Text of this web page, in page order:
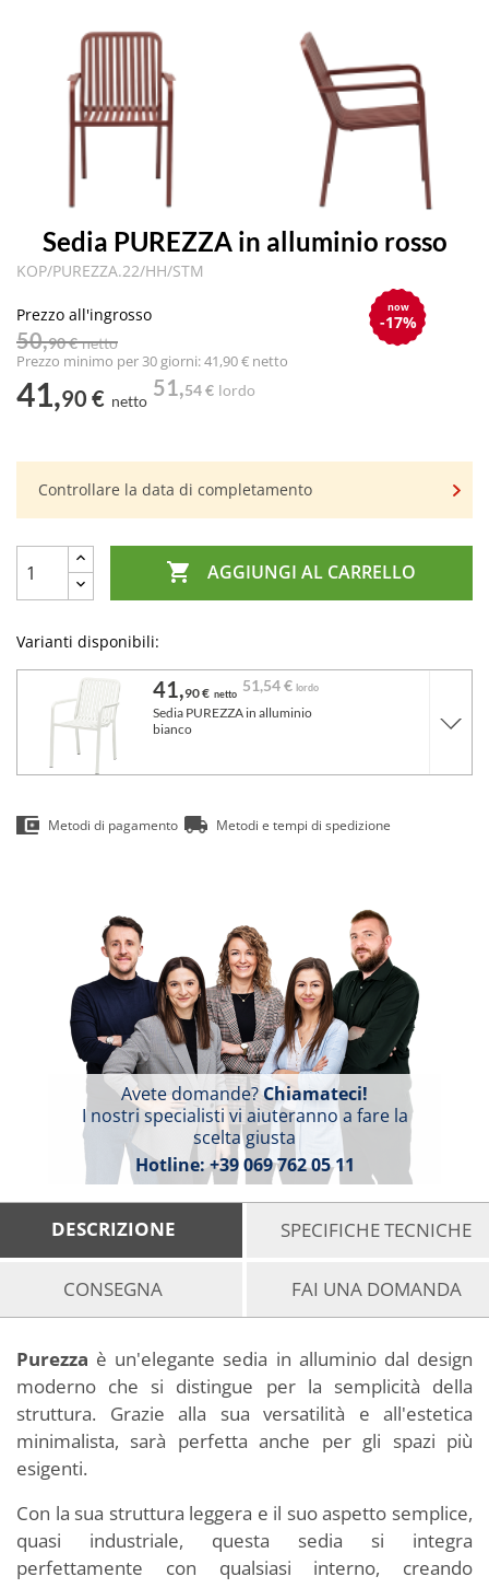
Sedia PUREZZA in alluminio rosso
KOP/PUREZZA.22/HH/STM
Prezzo all'ingrosso
50,90 € netto
now
-17%
Prezzo minimo per 30 giorni: 41,90 € netto
41,90 € netto
51,54 € lordo
Controllare la data di completamento
 AGGIUNGI AL CARRELLO
Varianti disponibili:
41,90 € netto 51,54 € lordo
Sedia PUREZZA in alluminio
bianco
Metodi di pagamento Metodi e tempi di spedizione
Avete domande?Chiamateci!
I nostri specialisti vi aiuteranno a fare la
scelta giusta
Hotline:+39 069 762 05 11
DESCRIZIONE SPECIFICHE TECNICHE
CONSEGNA FAI UNA DOMANDA
Purezza è un'elegante sedia in alluminio dal design
moderno che si distingue per la semplicità della
struttura. Grazie alla sua versatilità e all'estetica
minimalista, sarà perfetta anche per gli spazi più
esigenti.
Con la sua struttura leggera e il suo aspetto semplice,
quasi industriale, questa sedia si integra
perfettamente con qualsiasi interno, creando